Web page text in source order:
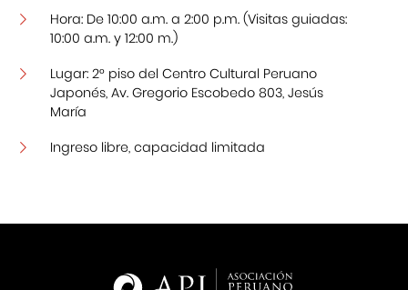
Hora: De 10:00 a.m. a 2:00 p.m. (Visitas guiadas:
10:00 a.m. y 12:00 m.)
Lugar: 2° piso del Centro Cultural Peruano
Japonés, Av. Gregorio Escobedo 803, Jesús
María
Ingreso libre, capacidad limitada